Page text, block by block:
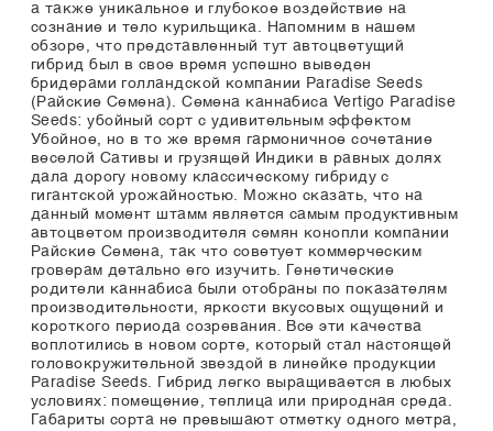
а также уникальное и глубокое воздействие на
сознание и тело курильщика. Напомним в нашем
обзоре, что представленный тут автоцветущий
гибрид был в свое время успешно выведен
бридерами голландской компании Paradise Seeds
(Райские Семена). Семена каннабиса Vertigo Paradise
Seeds: убойный сорт с удивительным эффектом
Убойное, но в то же время гармоничное сочетание
веселой Сативы и грузящей Индики в равных долях
дала дорогу новому классическому гибриду с
гигантской урожайностью. Можно сказать, что на
данный момент штамм является самым продуктивным
автоцветом производителя семян конопли компании
Райские Семена, так что советует коммерческим
гроверам детально его изучить. Генетические
родители каннабиса были отобраны по показателям
производительности, яркости вкусовых ощущений и
короткого периода созревания. Все эти качества
воплотились в новом сорте, который стал настоящей
головокружительной звездой в линейке продукции
Paradise Seeds. Гибрид легко выращивается в любых
условиях: помещение, теплица или природная среда.
Габариты сорта не превышают отметку одного метра,